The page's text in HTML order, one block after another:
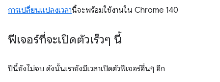
การเปลี่ยนแปลงเวลานี้จะพร้อมใช้งานใน Chrome 140
ฟีเจอร์ที่จะเปิดตัวเร็วๆ นี้
ปีนี้ยังไม่จบ ดังนั้นเรายังมีเวลาเปิดตัวฟีเจอร์อื่นๆ อีก